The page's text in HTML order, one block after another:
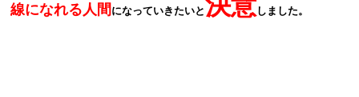
線になれる人間 になっていきたいと しました。